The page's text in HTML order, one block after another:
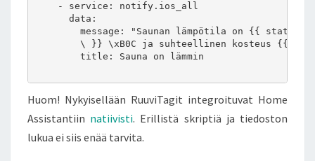
    - service: notify.ios_all
      data:
message: "Saunan lämpötila on {{
\ }} \xB0C ja suhteellinen kosteus
        title: Sauna on lämmin
Huom! Nykyisellään RuuviTagit integroituvat Home
Assistantiin natiivisti. Erillistä skriptiä ja tiedoston
lukua ei siis enää tarvita.